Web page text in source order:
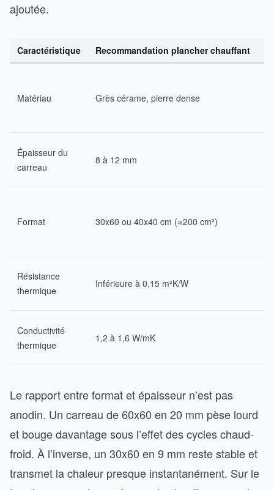
ajoutée.
Caractéristique Recommandation plancher chauffant
Matériau Grès cérame, pierre dense
Épaisseur du
carreau
8 à 12 mm
Format 30x60 ou 40x40 cm (≈200 cm²)
Résistance
thermique
Inférieure à 0,15 m²K/W
Conductivité
thermique
1,2 à 1,6 W/mK
Le rapport entre format et épaisseur n’est pas
anodin. Un carreau de 60x60 en 20 mm pèse lourd
et bouge davantage sous l’effet des cycles chaud-
froid. À l’inverse, un 30x60 en 9 mm reste stable et
transmet la chaleur presque instantanément. Sur le